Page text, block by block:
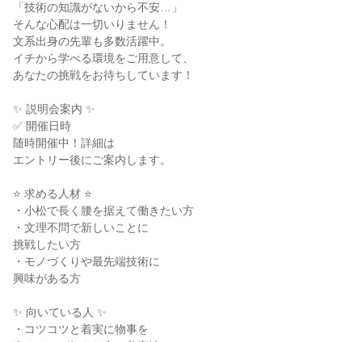
「技術の知識がないから不安…」
そんな心配は一切いりません！
文系出身の先輩も多数活躍中。
イチから学べる環境をご用意して、
あなたの挑戦をお待ちしています！
✨ 説明会案内 ✨
✅ 開催日時
随時開催中！詳細は
エントリー後にご案内します。
⭐ 求める人材 ⭐
・小松で長く腰を据えて働きたい方
・文理不問で新しいことに
挑戦したい方
・モノづくりや最先端技術に
興味がある方
✨ 向いている人 ✨
・コツコツと着実に物事を